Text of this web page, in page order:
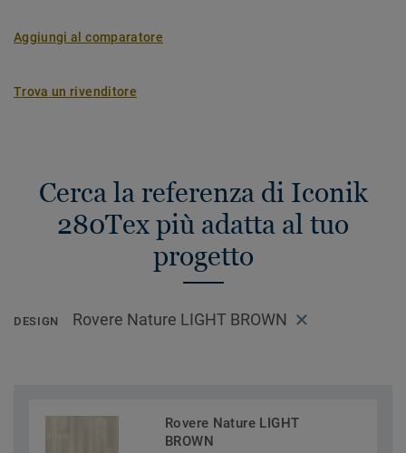
Aggiungi al comparatore
Trova un rivenditore
Cerca la referenza di Iconik
280Tex più adatta al tuo
progetto
DESIGN Rovere Nature LIGHT BROWN
Rovere Nature LIGHT
BROWN